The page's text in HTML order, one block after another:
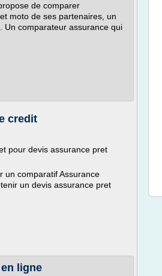
de comparer
moto de ses partenaires, un
Un comparateur assurance qui
credit
pour devis assurance pret
un comparatif Assurance
un devis assurance pret
ligne